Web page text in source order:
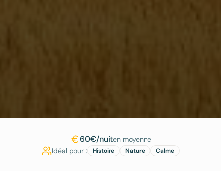
60€/nuiten moyenne
Idéal pour :
Histoire Nature Calme